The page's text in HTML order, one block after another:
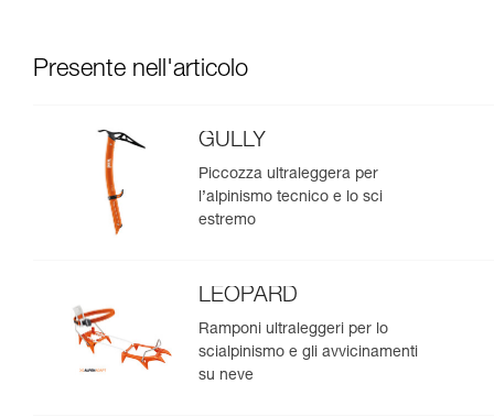
Presente nell'articolo
GULLY
Piccozza ultraleggera per
l’alpinismo tecnico e lo sci
estremo
LEOPARD
Ramponi ultraleggeri per lo
scialpinismo e gli avvicinamenti
su neve